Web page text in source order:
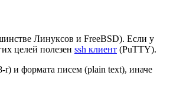
Линуксов и FreeBSD). Если у
целей полезен ssh клиент (PuTTY).
и формата писем (plain text), иначе